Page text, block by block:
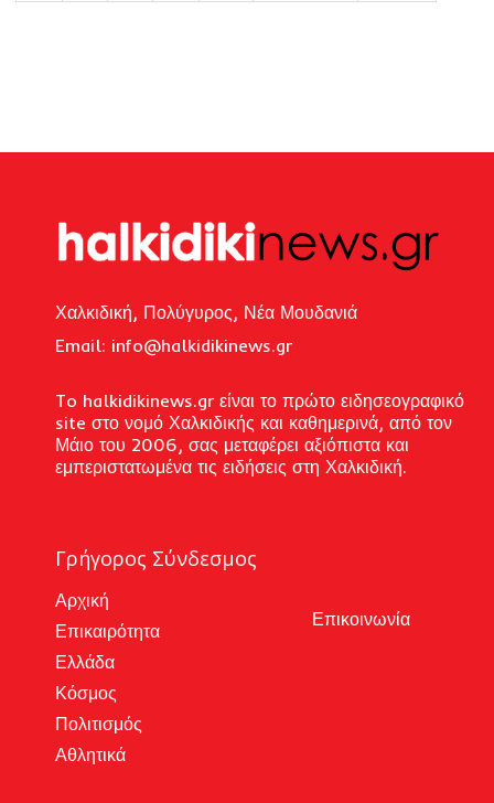
Χαλκιδική, Πολύγυρος, Νέα Μουδανιά
Email: info@halkidikinews.gr
To halkidikinews.gr είναι το πρώτο ειδησεογραφικό
site στο νομό Χαλκιδικής και καθημερινά, από τον
Μάιο του 2006, σας μεταφέρει αξιόπιστα και
εμπεριστατωμένα τις ειδήσεις στη Χαλκιδική.
Γρήγορος Σύνδεσμος
Αρχική
Επικαιρότητα
Ελλάδα
Κόσμος
Πολιτισμός
Αθλητικά
Επικοινωνία